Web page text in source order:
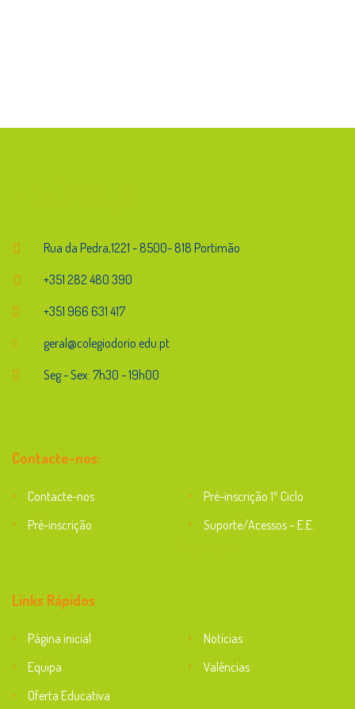
Rua da Pedra,1221 - 8500- 818 Portimão
+351 282 480 390
+351 966 631 417
geral@colegiodorio.edu.pt
Seg - Sex: 7h30 - 19h00
Contacte-nos:
Contacte-nos
Pré-inscrição 1º Ciclo
Pré-inscrição
Suporte/Acessos – E.E.
Links Rápidos
Página inicial
Notícias
Equipa
Valências
Oferta Educativa